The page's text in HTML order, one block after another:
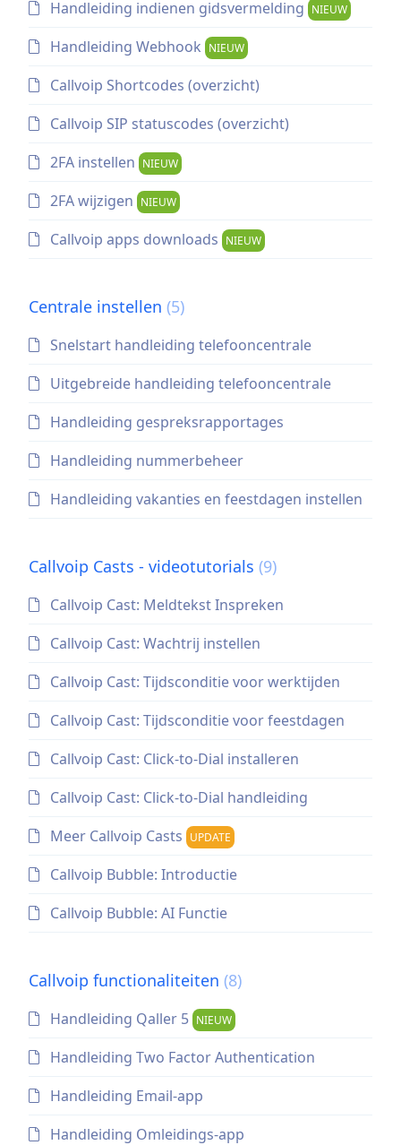
Handleiding indienen gidsvermelding NIEUW
Handleiding Webhook NIEUW
Callvoip Shortcodes (overzicht)
Callvoip SIP statuscodes (overzicht)
2FA instellen NIEUW
2FA wijzigen NIEUW
Callvoip apps downloads NIEUW
Centrale instellen (5)
Snelstart handleiding telefooncentrale
Uitgebreide handleiding telefooncentrale
Handleiding gespreksrapportages
Handleiding nummerbeheer
Handleiding vakanties en feestdagen instellen
Callvoip Casts - videotutorials (9)
Callvoip Cast: Meldtekst Inspreken
Callvoip Cast: Wachtrij instellen
Callvoip Cast: Tijdsconditie voor werktijden
Callvoip Cast: Tijdsconditie voor feestdagen
Callvoip Cast: Click-to-Dial installeren
Callvoip Cast: Click-to-Dial handleiding
Meer Callvoip Casts UPDATE
Callvoip Bubble: Introductie
Callvoip Bubble: AI Functie
Callvoip functionaliteiten (8)
Handleiding Qaller 5 NIEUW
Handleiding Two Factor Authentication
Handleiding Email-app
Handleiding Omleidings-app